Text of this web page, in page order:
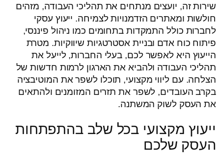
שירות זה, יועצים מנתחים את תהליכי העבודה, מזהים
חולשות ומאתרים הזדמנויות לצמיחה. ייעוץ עסקי
לחברות כולל התמקדות בתחומים כמו ניהול פיננסי,
פיתוח כוח אדם ובניית אסטרטגיות שיווקיות. מטרת
הייעוץ היא לאפשר לכם, בעלי החברות, לייעל את
תהליכי העבודה ולהביא את הארגון לרמות חדשות של
הצלחה. עם ליווי מקצועי, תוכלו לשפר את המוטיבציה
בקרב העובדים, לשפר את תזרים המזומנים ולהתאים
את העסק לשוק המשתנה.
ייעוץ מקצועי בכל שלב בהתפתחות
העסק שלכם